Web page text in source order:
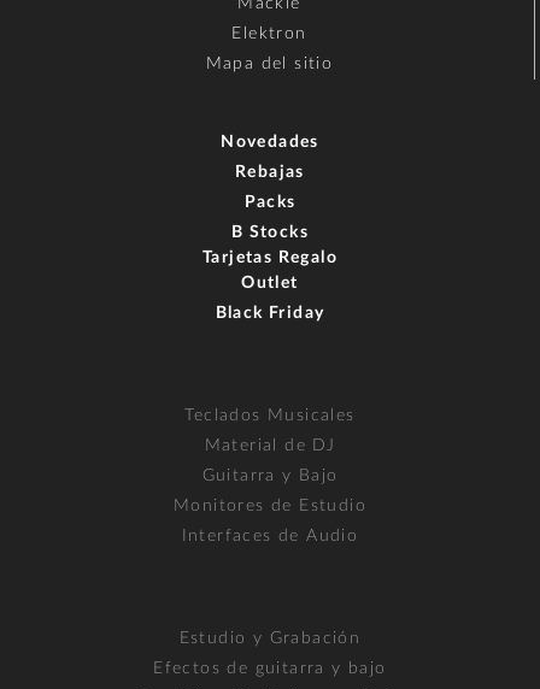
Mackie
Elektron
Mapa del sitio
Novedades
Rebajas
Packs
B Stocks
Tarjetas Regalo
Outlet
Black Friday
Teclados Musicales
Material de DJ
Guitarra y Bajo
Monitores de Estudio
Interfaces de Audio
Estudio y Grabación
Efectos de guitarra y bajo